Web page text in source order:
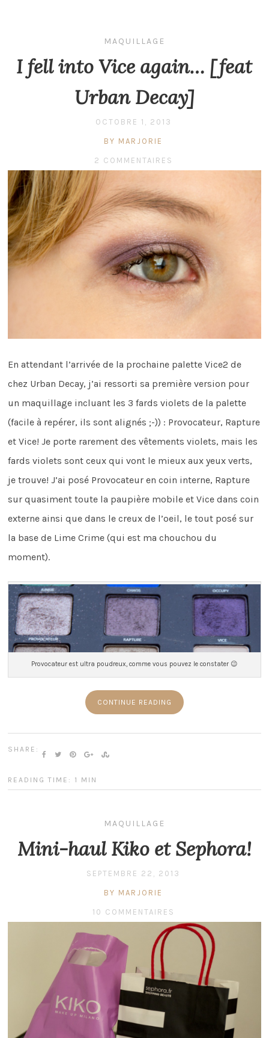
MAQUILLAGE
I fell into Vice again… [feat
Urban Decay]
OCTOBRE 1, 2013
BY MARJORIE
2 COMMENTAIRES
En attendant l’arrivée de la prochaine palette Vice2 de
chez Urban Decay, j’ai ressorti sa première version pour
un maquillage incluant les 3 fards violets de la palette
(facile à repérer, ils sont alignés ;-)) : Provocateur, Rapture
et Vice! Je porte rarement des vêtements violets, mais les
fards violets sont ceux qui vont le mieux aux yeux verts,
je trouve! J’ai posé Provocateur en coin interne, Rapture
sur quasiment toute la paupière mobile et Vice dans coin
externe ainsi que dans le creux de l’oeil, le tout posé sur
la base de Lime Crime (qui est ma chouchou du
moment).
Provocateur est ultra poudreux, comme vous pouvez le constater 😉
CONTINUE READING
SHARE:
READING TIME: 1 MIN
MAQUILLAGE
Mini-haul Kiko et Sephora!
SEPTEMBRE 22, 2013
BY MARJORIE
10 COMMENTAIRES